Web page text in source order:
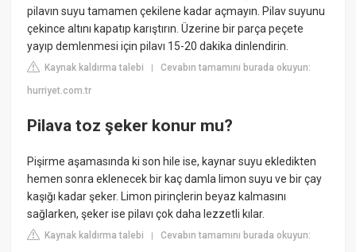
pilavın suyu tamamen çekilene kadar açmayın. Pilav suyunu
çekince altını kapatıp karıştırın. Üzerine bir parça peçete
yayıp demlenmesi için pilavı 15-20 dakika dinlendirin.
Kaynak kaldırma talebi |Cevabın tamamını burada okuyun:
hurriyet.com.tr
Pilava toz şeker konur mu?
Pişirme aşamasında ki son hile ise, kaynar suyu ekledikten
hemen sonra eklenecek bir kaç damla limon suyu ve bir çay
kaşığı kadar şeker. Limon pirinçlerin beyaz kalmasını
sağlarken, şeker ise pilavı çok daha lezzetli kılar.
Kaynak kaldırma talebi |Cevabın tamamını burada okuyun: